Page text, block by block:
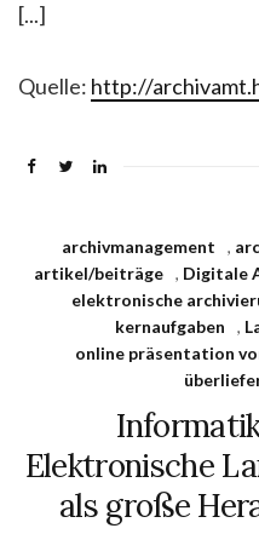
[...]
Quelle: http://
archivmanagement ,
artikel/beiträge , Digitale
elektronische
kernaufgaben
,
online präsentation
Elektronische
als große